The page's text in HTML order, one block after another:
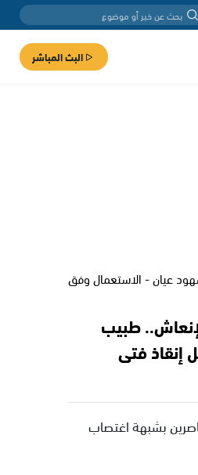
البث المباشر
الإنعاش.. طبيب
إنقاذ فتى
بشبهة اغتصاب